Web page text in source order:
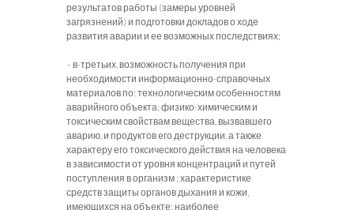
результатов работы (замеры уровней
загрязнений) и подготовки докладов о ходе
развития аварии и ее возможных последствиях;
– в-третьих, возможность получения при
необходимости информационно-справочных
материалов по: технологическим особенностям
аварийного объекта; физико-химическим и
токсическим свойствам вещества, вызвавшего
аварию, и продуктов его деструкции, а также
характеру его токсического действия на человека
в зависимости от уровня концентраций и путей
поступления в организм ; характеристике
средств защиты органов дыхания и кожи,
имеющихся на объекте; наиболее